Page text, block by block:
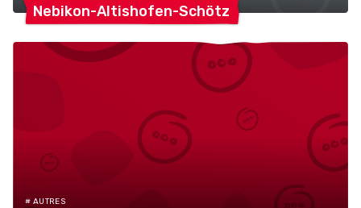
Nebikon-Altishofen-Schötz
# AUTRES